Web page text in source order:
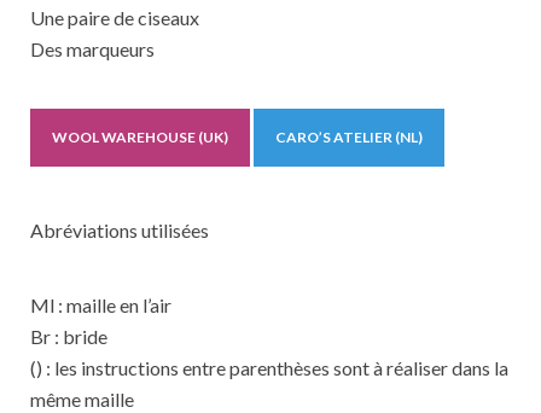
Une paire de ciseaux
Des marqueurs
WOOL WAREHOUSE (UK) CARO’S ATELIER (NL)
Abréviations utilisées
Ml : maille en l’air
Br : bride
() : les instructions entre parenthèses sont à réaliser dans la
même maille